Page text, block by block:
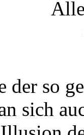
der so
sich